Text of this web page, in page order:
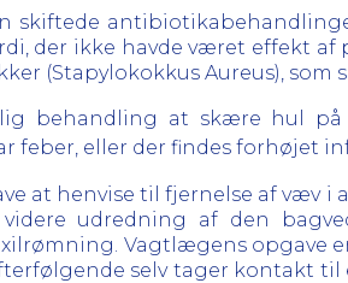
skiftede
der ikke havde været effekt
(Stapylokokkus Aureus),
behandling at skære hul
feber, eller der findes forhøjet
at henvise til fjernelse af væv
udredning af den
Vagtlægens
selv tager kontakt